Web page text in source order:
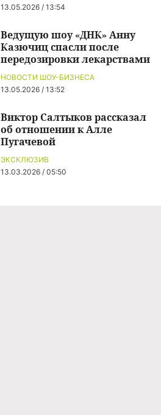
13.05.2026 / 13:54
НОВОСТИ ШОУ-БИЗНЕСА
13.05.2026 / 13:52
Ведущую шоу «ДНК» Анну
Казючиц спасли после
передозировки лекарствами
ЭКСКЛЮЗИВ
13.03.2026 / 05:50
Виктор Салтыков рассказал
об отношении к Алле
Пугачевой